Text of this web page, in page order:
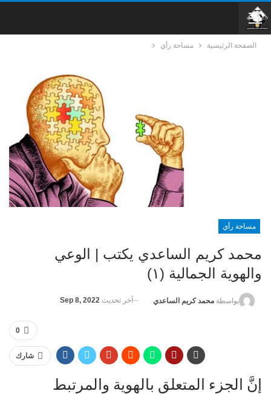
الصفحة الرئيسية مساحة رأي
مساحة رأي
محمد كريم الساعدي يكتب | الوعي
والهوية الجمالية (١)
بواسطة محمد كريم الساعدي آخر تحديث Sep 8, 2022
0
شارك
إنَّ الجزء المتعلق بالهوية والمرتبط